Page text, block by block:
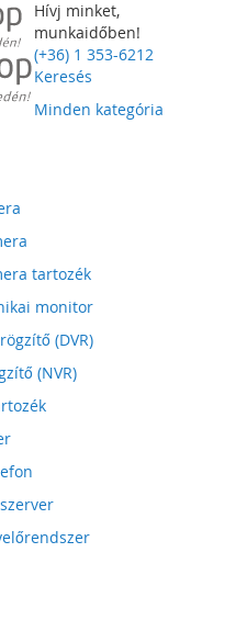
Hívj minket,
munkaidőben!
(+36) 1 353-6212
Keresés
Minden kategória
tartozék
monitor
(DVR)
(NVR)